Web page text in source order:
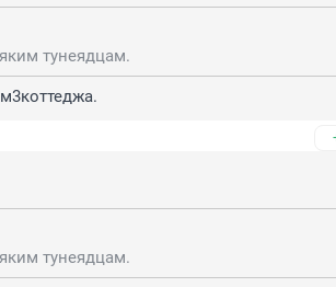
тунеядцам.
тунеядцам.